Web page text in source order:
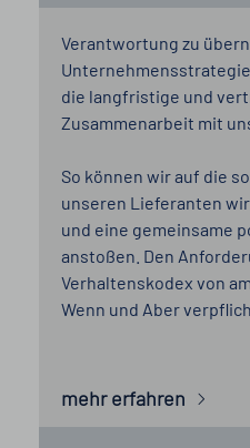
Verantwortung zu
die langfristige und
Zusammenarbeit mit
So können wir auf die
unseren Lieferanten
und eine gemeinsame
anstoßen. Den
Verhaltenskodex von
Wenn und Aber
mehr erfahren